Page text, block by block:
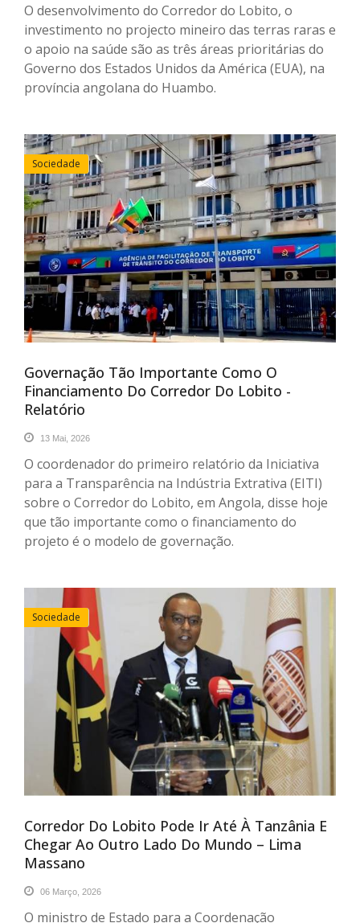
O desenvolvimento do Corredor do Lobito, o
investimento no projecto mineiro das terras raras e
o apoio na saúde são as três áreas prioritárias do
Governo dos Estados Unidos da América (EUA), na
província angolana do Huambo.
Sociedade
Governação Tão Importante Como O
Financiamento Do Corredor Do Lobito -
Relatório
13 Mai, 2026
O coordenador do primeiro relatório da Iniciativa
para a Transparência na Indústria Extrativa (EITI)
sobre o Corredor do Lobito, em Angola, disse hoje
que tão importante como o financiamento do
projeto é o modelo de governação.
Sociedade
Corredor Do Lobito Pode Ir Até À Tanzânia E
Chegar Ao Outro Lado Do Mundo – Lima
Massano
06 Março, 2026
O ministro de Estado para a Coordenação